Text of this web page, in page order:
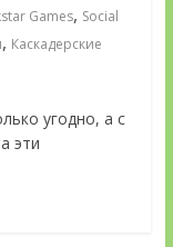
Games, Social
, Каскадерские
угодно, а с
эти